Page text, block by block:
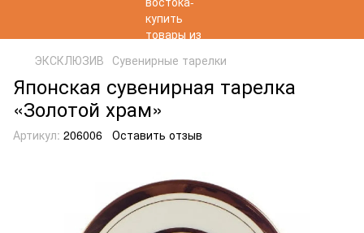
ЭКСКЛЮЗИВ Сувенирные тарелки
Японская сувенирная тарелка
«Золотой храм»
Артикул: 206006 Оставить отзыв